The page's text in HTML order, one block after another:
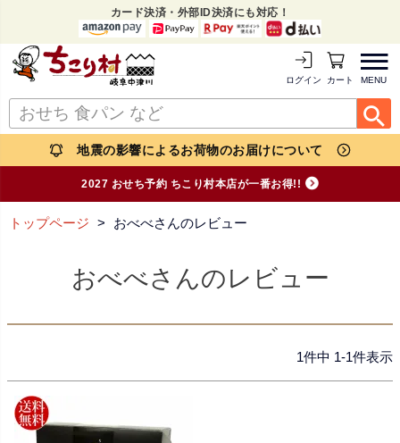
カード決済・外部ID決済にも対応！
MENU
ログイン カートを見る
地震の影響によるお荷物のお届けについて
2027 おせち予約 ちこり村本店が一番お得!!
トップページ おべべさんのレビュー
おべべさんのレビュー
1件中 1-1件表示